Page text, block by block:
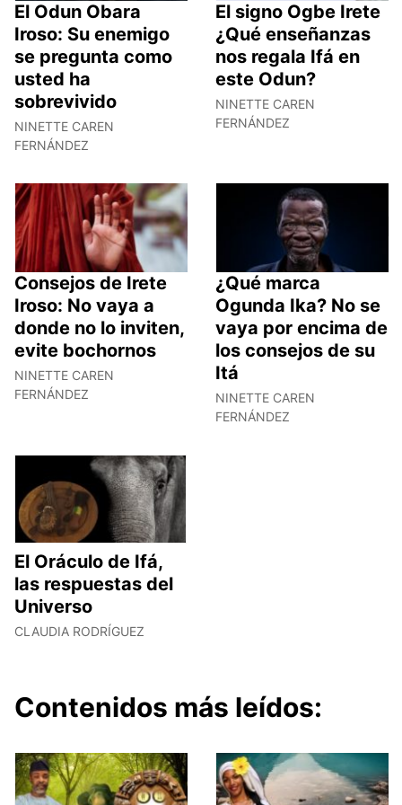
El Odun Obara
Iroso: Su enemigo
se pregunta como
usted ha
sobrevivido
NINETTE CAREN
FERNÁNDEZ
El signo Ogbe Irete
¿Qué enseñanzas
nos regala Ifá en
este Odun?
NINETTE CAREN
FERNÁNDEZ
Consejos de Irete
Iroso: No vaya a
donde no lo inviten,
evite bochornos
NINETTE CAREN
FERNÁNDEZ
¿Qué marca
Ogunda Ika? No se
vaya por encima de
los consejos de su
Itá
NINETTE CAREN
FERNÁNDEZ
El Oráculo de Ifá,
las respuestas del
Universo
CLAUDIA RODRÍGUEZ
Contenidos más leídos: